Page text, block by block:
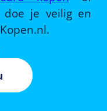
doe je veilig en